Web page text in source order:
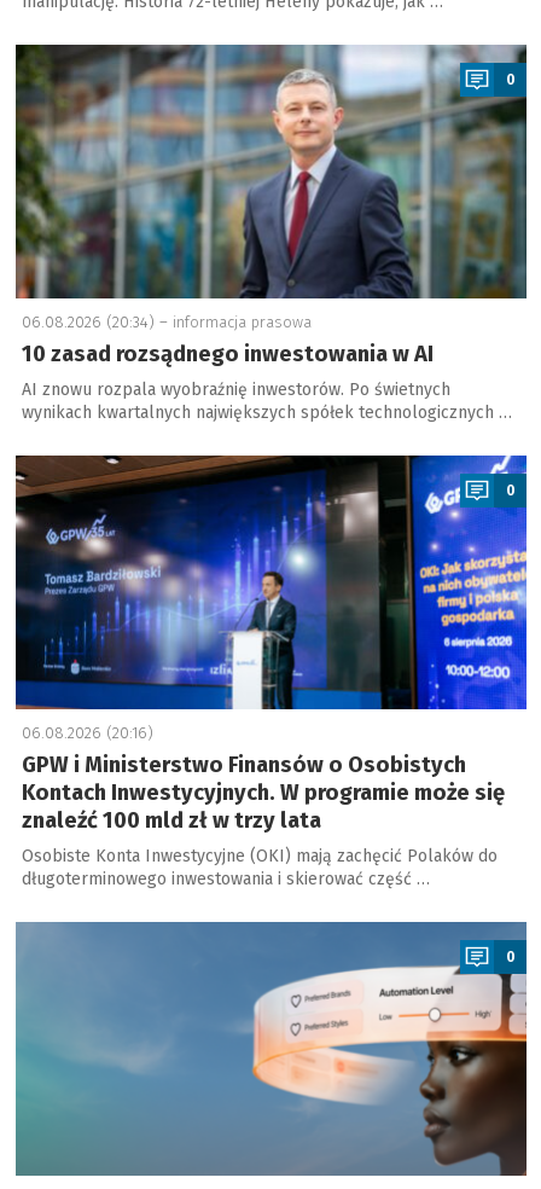
a
0
06.08.2026 (20:34) – informacja prasowa
10 zasad rozsądnego inwestowania w AI
AI znowu rozpala wyobraźnię inwestorów. Po świetnych
wynikach kwartalnych największych spółek technologicznych …
a
0
06.08.2026 (20:16)
GPW i Ministerstwo Finansów o Osobistych
Kontach Inwestycyjnych. W programie może się
znaleźć 100 mld zł w trzy lata
Osobiste Konta Inwestycyjne (OKI) mają zachęcić Polaków do
długoterminowego inwestowania i skierować część …
a
0